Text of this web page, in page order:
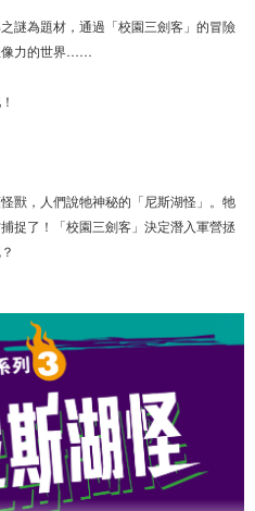
謎為題材，通過「校園三劍客」的冒險
像力的世界……
獸，人們說牠神秘的「尼斯湖怪」。牠
捉了！「校園三劍客」決定潛入軍營拯